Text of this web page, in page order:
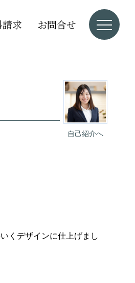
求 お問合せ
自己紹介へ
くデザインに仕上げまし